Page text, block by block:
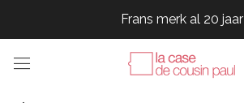
Frans merk al 20 jaar
Frans merk al 20 jaar
Frans merk al 20 jaar